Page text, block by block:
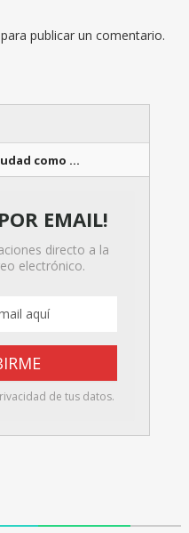
para publicar un comentario.
como …
EMAIL!
directo a la
electrónico.
de tus datos.